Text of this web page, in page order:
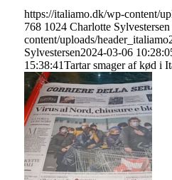
https://italiamo.dk/wp-content/
768 1024 Charlotte Sylvestersen
content/uploads/
Sylvestersen2024-03-06
15:38:41Tartar smager af kød i